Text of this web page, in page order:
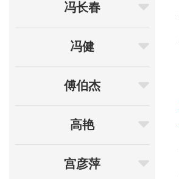
冯长春
冯健
傅伯杰
高艳
宫彦萍